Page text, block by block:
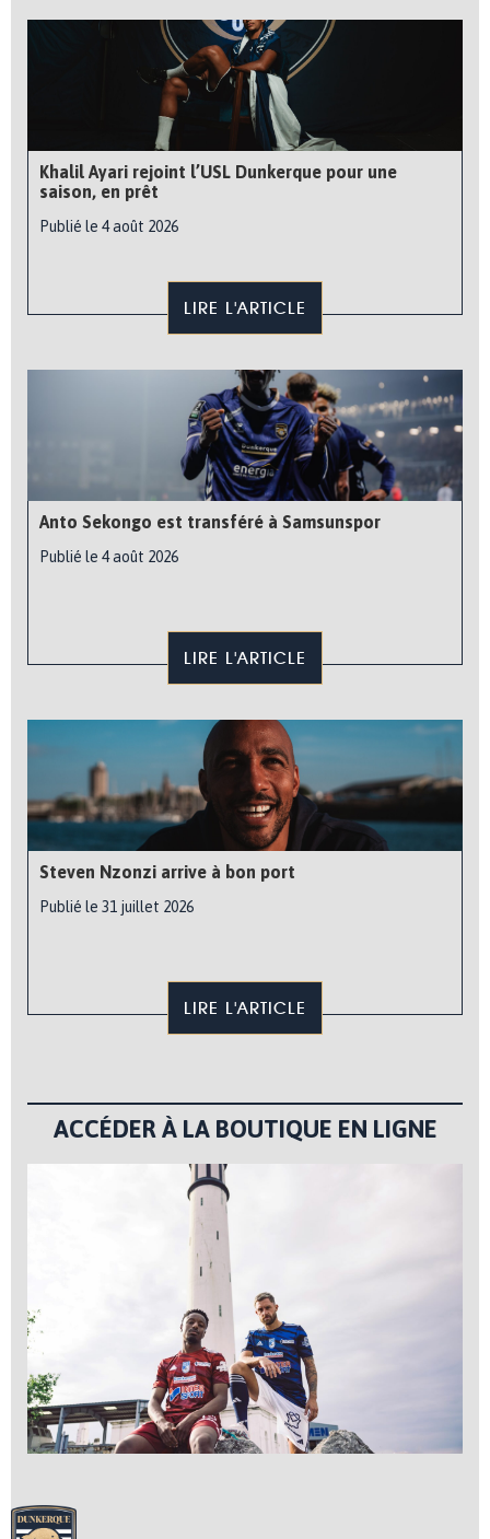
Khalil Ayari rejoint l’USL Dunkerque pour une
saison, en prêt
Publié le 4 août 2026
LIRE L'ARTICLE
Anto Sekongo est transféré à Samsunspor
Publié le 4 août 2026
LIRE L'ARTICLE
Steven Nzonzi arrive à bon port
Publié le 31 juillet 2026
LIRE L'ARTICLE
ACCÉDER À LA BOUTIQUE EN LIGNE